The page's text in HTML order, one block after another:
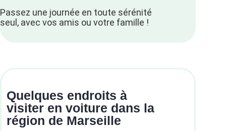
Passez une journée en toute sérénité
seul, avec vos amis ou votre famille !
Quelques endroits à
visiter en voiture dans la
région de Marseille